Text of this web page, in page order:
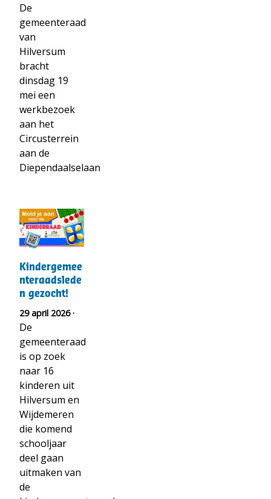
De
gemeenteraad
van
Hilversum
bracht
dinsdag 19
mei een
werkbezoek
aan het
Circusterrein
aan de
Diependaalselaan
t("Lees
meer
over")
Kindergemeenteraadsleden
gezocht!
Kindergemee
nteraadslede
n gezocht!
29 april 2026 ·
De
gemeenteraad
is op zoek
naar 16
kinderen uit
Hilversum en
Wijdemeren
die komend
schooljaar
deel gaan
uitmaken van
de